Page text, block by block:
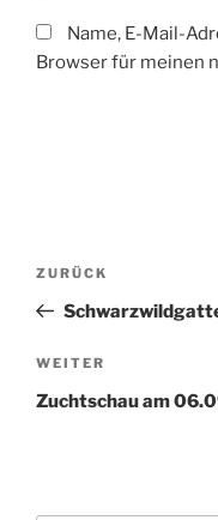
Name, E-Mail-
Browser für meinen
Vorheriger
Beitrag
ZURÜCK
Nächster
Beitrag
WEITER
Zuchtschau am